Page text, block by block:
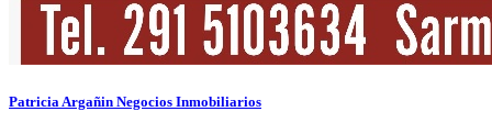
Patricia Argañin Negocios Inmobiliarios